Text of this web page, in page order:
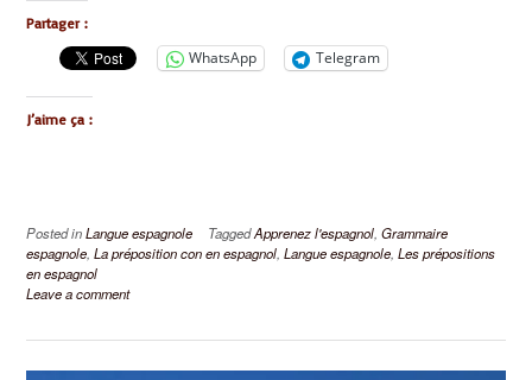
Partager :
WhatsApp Telegram
J’aime ça :
Posted inLangue espagnole TaggedApprenez l'espagnol, Grammaire
espagnole, La préposition con en espagnol, Langue espagnole, Les prépositions
en espagnol
Leave a comment